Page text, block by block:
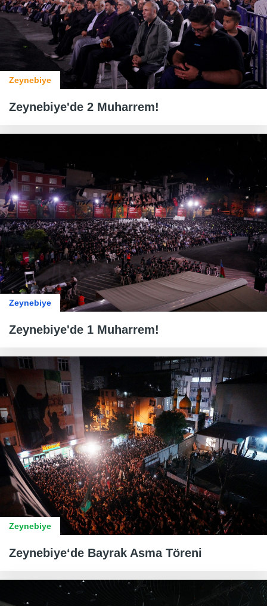
Zeynebiye
Zeynebiye'de 2 Muharrem!
Zeynebiye
Zeynebiye'de 1 Muharrem!
Zeynebiye
Zeynebiye‘de Bayrak Asma Töreni